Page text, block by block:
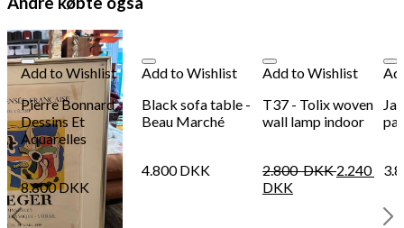
Add to Wishlist
Pierre Bonnard,
Dessins Et
Aquarelles
8.800DKK
Add to Wishlist
Black sofa table -
Beau Marché
4.800DKK
Add to Wishlist
T37 - Tolix woven
wall lamp indoor
2.800DKK 2.240
DKK